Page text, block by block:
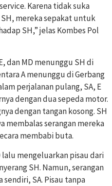
Karena tidak suka
mereka sepakat untuk
SH,” jelas Kombes Pol
dan MD menunggu SH di
A menunggu di Gerbang
perjalanan pulang, SA, E
dengan dua sepeda motor.
dengan tangan kosong. SH
membalas serangan mereka
membabi buta.
mengeluarkan pisau dari
SH. Namun, serangan
SA. Pisau tanpa